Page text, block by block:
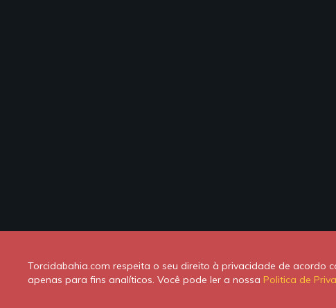
Torcidabahia.com respeita o seu direito à privacidade de acordo
apenas para fins analíticos. Você pode ler a nossa Politica de